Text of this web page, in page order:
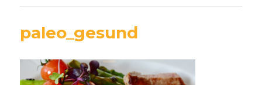
paleo_gesund